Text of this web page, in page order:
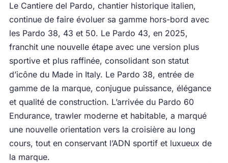
Le Cantiere del Pardo, chantier historique italien,
continue de faire évoluer sa gamme hors-bord avec
les Pardo 38, 43 et 50. Le Pardo 43, en 2025,
franchit une nouvelle étape avec une version plus
sportive et plus raffinée, consolidant son statut
d’icône du Made in Italy. Le Pardo 38, entrée de
gamme de la marque, conjugue puissance, élégance
et qualité de construction. L’arrivée du Pardo 60
Endurance, trawler moderne et habitable, a marqué
une nouvelle orientation vers la croisière au long
cours, tout en conservant l’ADN sportif et luxueux de
la marque.